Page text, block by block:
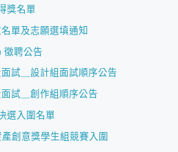
獎名單
單及志願選填通知
徵聘公告
試＿設計組面試順序公告
試＿創作組順序公告
選入圍名單
創意獎學生組競賽入圍